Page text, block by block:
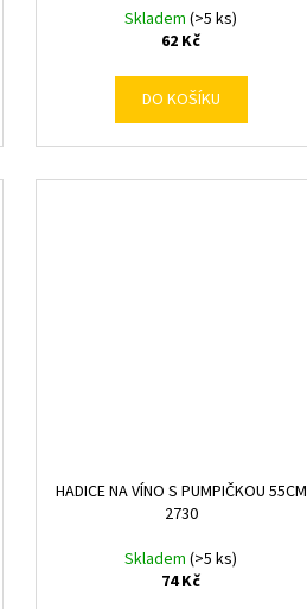
Skladem(>5 ks)
62 Kč
DO KOŠÍKU
HADICE NA VÍNO S PUMPIČKOU 55CM
2730
Skladem(>5 ks)
74 Kč